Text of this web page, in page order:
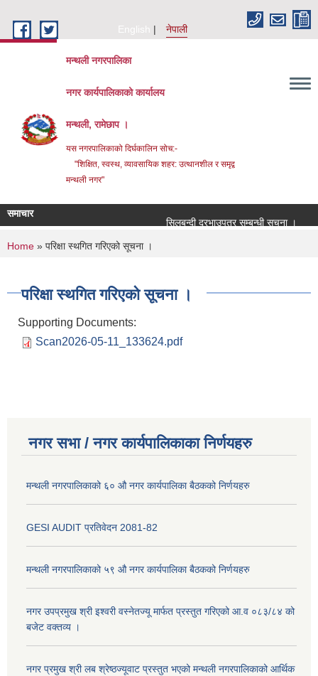
English
नेपाली
मन्थली नगरपालिका
नगर कार्यपालिकाको कार्यालय
मन्थली, रामेछाप ।
यस नगरपालिकाको दिर्घकालिन सोच:-
"शिक्षित, स्वस्थ, व्यावसायिक शहर: उत्थानशील र समृद्व
मन्थली नगर"
समाचार
सिलबन्दी दरभाउपत्र सम्बन्धी सूचना ।
You are here
Home » परिक्षा स्थगित गरिएको सूचना ।
परिक्षा स्थगित गरिएको सूचना ।
Supporting Documents:
Scan2026-05-11_133624.pdf
नगर सभा / नगर कार्यपालिकाका निर्णयहरु
मन्थली नगरपालिकाको ६० औ नगर कार्यपालिका बैठकको निर्णयहरु
GESI AUDIT प्रतिवेदन 2081-82
मन्थली नगरपालिकाको ५९ औ नगर कार्यपालिका बैठकको निर्णयहरु
नगर उपप्रमुख श्री इश्वरी वस्नेतज्यू मार्फत प्रस्तुत गरिएको आ.व ०८३/८४ को
बजेट वक्तव्य ।
नगर प्रमुख श्री लब श्रेष्ठज्यूवाट प्रस्तुत भएको मन्थली नगरपालिकाको आर्थिक